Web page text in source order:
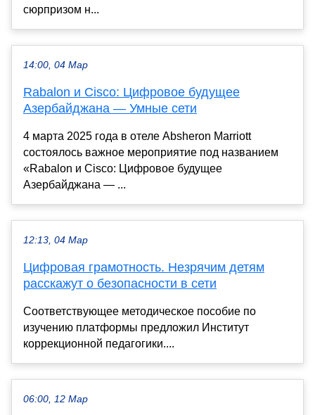
сюрпризом н...
14:00, 04 Мар
Rabalon и Cisco: Цифровое будущее
Азербайджана — Умные сети
4 марта 2025 года в отеле Absheron Marriott
состоялось важное мероприятие под названием
«Rabalon и Cisco: Цифровое будущее
Азербайджана — ...
12:13, 04 Мар
Цифровая грамотность. Незрячим детям
расскажут о безопасности в сети
Соответствующее методическое пособие по
изучению платформы предложил Институт
коррекционной педагогики....
06:00, 12 Мар